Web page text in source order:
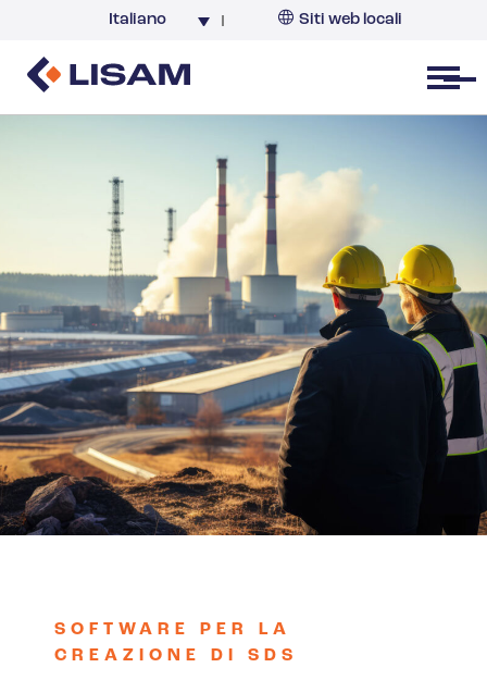
Italiano Siti web locali
Open menu
SOFTWARE PER LA
CREAZIONE DI SDS